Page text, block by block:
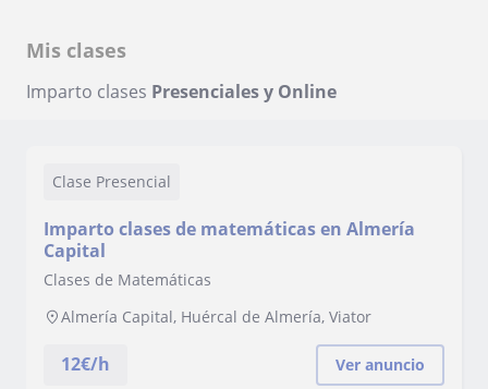
Mis clases
Imparto clases Presenciales y Online
Clase Presencial
Imparto clases de matemáticas en Almería
Capital
Clases de Matemáticas
Almería Capital, Huércal de Almería, Viator
12€/h Ver anuncio